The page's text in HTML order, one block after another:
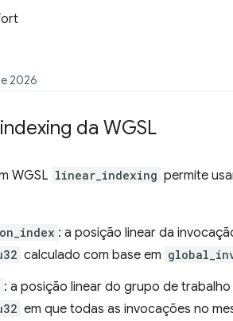
2026
indexing da WGSL
WGSL linear_indexing permite
: a posição linear da
calculado com base em
: a posição linear do grupo de
em que todas as invocações no